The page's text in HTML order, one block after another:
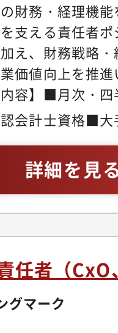
財務・経理機
支える責任者
え、財務戦略
価値向上を推
容】■月次・四
／連結）■開示
対応■予算策定
プ会社の財務・
・PMI支援■
■経営陣へのレ
会計士資格■大
験■内部統制（
のコミュニケー
詳細を見
任者（
グマーク